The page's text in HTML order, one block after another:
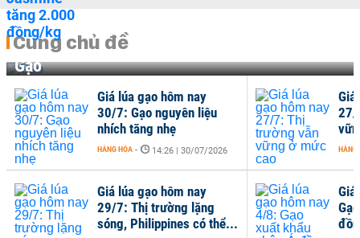
Cùng chủ đề
Gạo
Giá lúa gạo hôm nay
30/7: Gạo nguyên liệu
nhích tăng nhẹ
HÀNG HÓA - 14:26 | 30/07/2026
Giá lúa gạo hôm nay
29/7: Thị trường lặng
sóng, Philippines có thể...
Giá
27/
HÀNG